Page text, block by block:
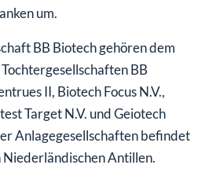
um.
BB Biotech gehören dem
BB
II, Biotech Focus N.V.,
Target N.V. und Geiotech
Anlagegesellschaften befindet
Niederländischen Antillen.